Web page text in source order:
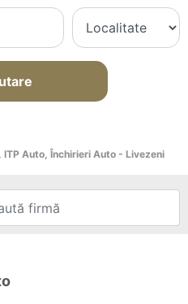
ITP Auto, Închirieri Auto - Livezeni